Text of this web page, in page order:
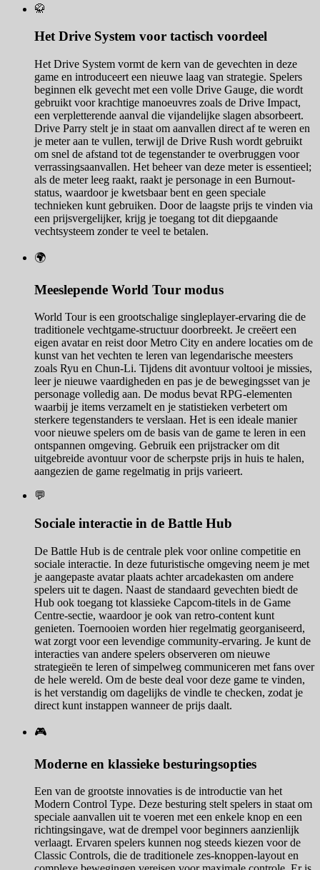
🥋
Het Drive System voor tactisch voordeel
Het Drive System vormt de kern van de gevechten in deze
game en introduceert een nieuwe laag van strategie. Spelers
beginnen elk gevecht met een volle Drive Gauge, die wordt
gebruikt voor krachtige manoeuvres zoals de Drive Impact,
een verpletterende aanval die vijandelijke slagen absorbeert.
Drive Parry stelt je in staat om aanvallen direct af te weren en
je meter aan te vullen, terwijl de Drive Rush wordt gebruikt
om snel de afstand tot de tegenstander te overbruggen voor
verrassingsaanvallen. Het beheer van deze meter is essentieel;
als de meter leeg raakt, raakt je personage in een Burnout-
status, waardoor je kwetsbaar bent en geen speciale
technieken kunt gebruiken. Door de laagste prijs te vinden via
een prijsvergelijker, krijg je toegang tot dit diepgaande
vechtsysteem zonder te veel te betalen.
🌍
Meeslepende World Tour modus
World Tour is een grootschalige singleplayer-ervaring die de
traditionele vechtgame-structuur doorbreekt. Je creëert een
eigen avatar en reist door Metro City en andere locaties om de
kunst van het vechten te leren van legendarische meesters
zoals Ryu en Chun-Li. Tijdens dit avontuur voltooi je missies,
leer je nieuwe vaardigheden en pas je de bewegingsset van je
personage volledig aan. De modus bevat RPG-elementen
waarbij je items verzamelt en je statistieken verbetert om
sterkere tegenstanders te verslaan. Het is een ideale manier
voor nieuwe spelers om de basis van de game te leren in een
ontspannen omgeving. Gebruik een prijstracker om dit
uitgebreide avontuur voor de scherpste prijs in huis te halen,
aangezien de game regelmatig in prijs varieert.
💬
Sociale interactie in de Battle Hub
De Battle Hub is de centrale plek voor online competitie en
sociale interactie. In deze futuristische omgeving neem je met
je aangepaste avatar plaats achter arcadekasten om andere
spelers uit te dagen. Naast de standaard gevechten biedt de
Hub ook toegang tot klassieke Capcom-titels in de Game
Centre-sectie, waardoor je ook van retro-content kunt
genieten. Toernooien worden hier regelmatig georganiseerd,
wat zorgt voor een levendige community-ervaring. Je kunt de
interacties van andere spelers observeren om nieuwe
strategieën te leren of simpelweg communiceren met fans over
de hele wereld. Om de beste deal voor deze game te vinden,
is het verstandig om dagelijks de vindle te checken, zodat je
direct kunt instappen wanneer de prijs daalt.
🎮
Moderne en klassieke besturingsopties
Een van de grootste innovaties is de introductie van het
Modern Control Type. Deze besturing stelt spelers in staat om
speciale aanvallen uit te voeren met een enkele knop en een
richtingsingave, wat de drempel voor beginners aanzienlijk
verlaagt. Ervaren spelers kunnen nog steeds kiezen voor de
Classic Controls, die de traditionele zes-knoppen-layout en